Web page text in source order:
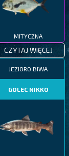
MITYCZNA
CZYTAJ WIĘCEJ
JEZIORO BIWA
GOLEC NIKKO